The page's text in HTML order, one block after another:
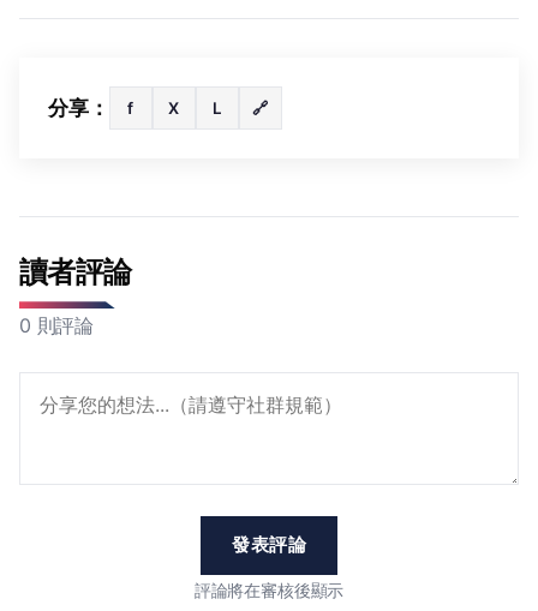
分享： f X L 🔗
讀者評論
0 則評論
發表評論
評論將在審核後顯示